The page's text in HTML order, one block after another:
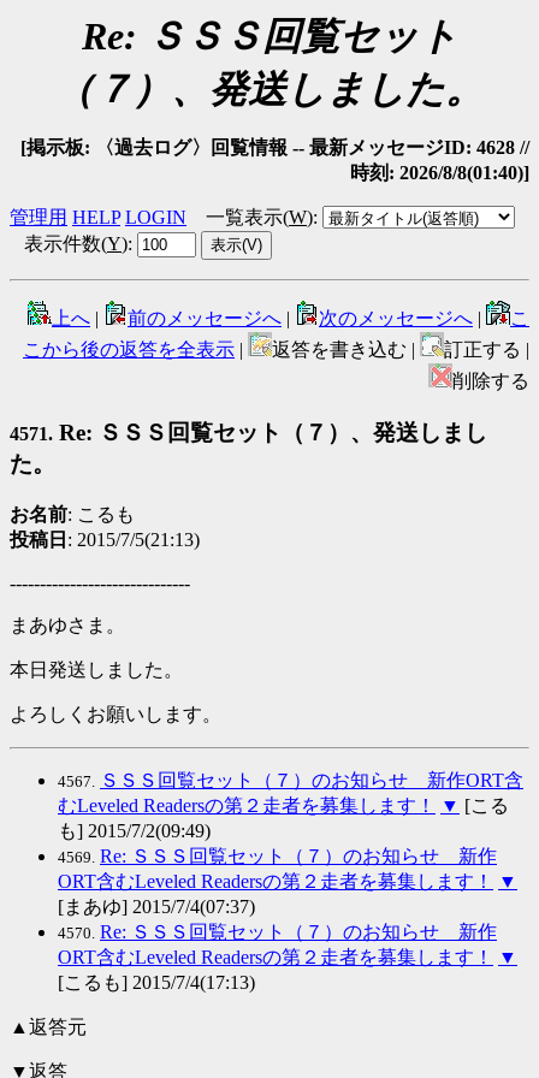
Re: ＳＳＳ回覧セット
（７）、発送しました。
[掲示板: 〈過去ログ〉回覧情報 -- 最新メッセージID: 4628 //
時刻: 2026/8/8(01:40)]
管理用 HELP LOGIN 一覧表示(W):
表示件数(Y):
上へ | 前のメッセージへ | 次のメッセージへ |
こ
こから後の返答を全表示 | 返答を書き込む |
訂正する |
削除する
4571. Re: ＳＳＳ回覧セット（７）、発送しまし
た。
お名前: こるも
投稿日 : 2015/7/5(21:13)
------------------------------
まあゆさま。
本日発送しました。
よろしくお願いします。
4567. ＳＳＳ回覧セット（７）のお知らせ 新作ORT含
むLeveled Readersの第２走者を募集します！
▼ [こる
も] 2015/7/2(09:49)
4569. Re: ＳＳＳ回覧セット（７）のお知らせ 新作
ORT含むLeveled Readersの第２走者を募集します！
▼
[まあゆ] 2015/7/4(07:37)
4570. Re: ＳＳＳ回覧セット（７）のお知らせ 新作
ORT含むLeveled Readersの第２走者を募集します！
▼
[こるも] 2015/7/4(17:13)
▲返答元
▼返答